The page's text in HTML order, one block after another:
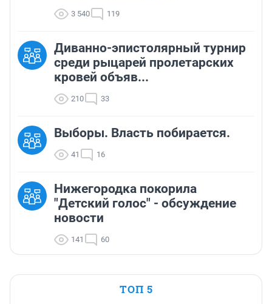
3 540 119
Диванно-эпистолярный турнир
среди рыцарей пролетарских
кровей объяв...
210 33
Выборы. Власть побирается.
41 16
Нижегородка покорила
"Детский голос" - обсуждение
новости
141 60
ТОП 5